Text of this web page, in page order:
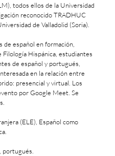
todos ellos de la Universidad
reconocido TRADHUC
de Valladolid (Soria).
español en formación,
Filología Hispánica, estudiantes
de español y portugués,
en la relación entre
presencial y virtual. Los
por Google Meet. Se
(ELE), Español como
portugués.